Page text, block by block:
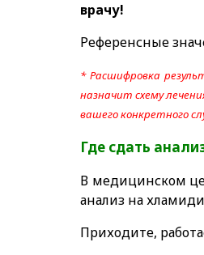
врачу!
Референсные
* Расшифровка
назначит схему
вашего конкретного
Где сдать
В медицинском
анализ на
Приходите,